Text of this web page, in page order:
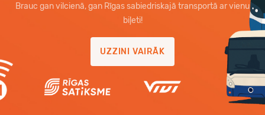
Brauc gan vilcienā, gan Rīgas sabiedriskajā transportā ar vienu
biļeti!
UZZINI VAIRĀK